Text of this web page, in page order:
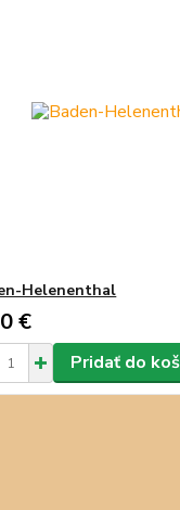
Helenenthal
€
Pridať do